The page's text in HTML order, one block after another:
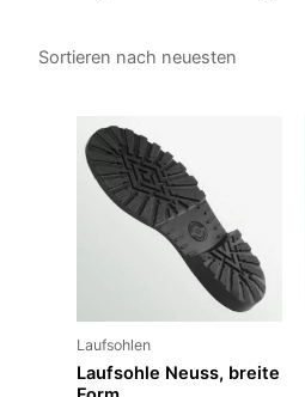
Laufsohlen
Laufsohle Neuss, breite